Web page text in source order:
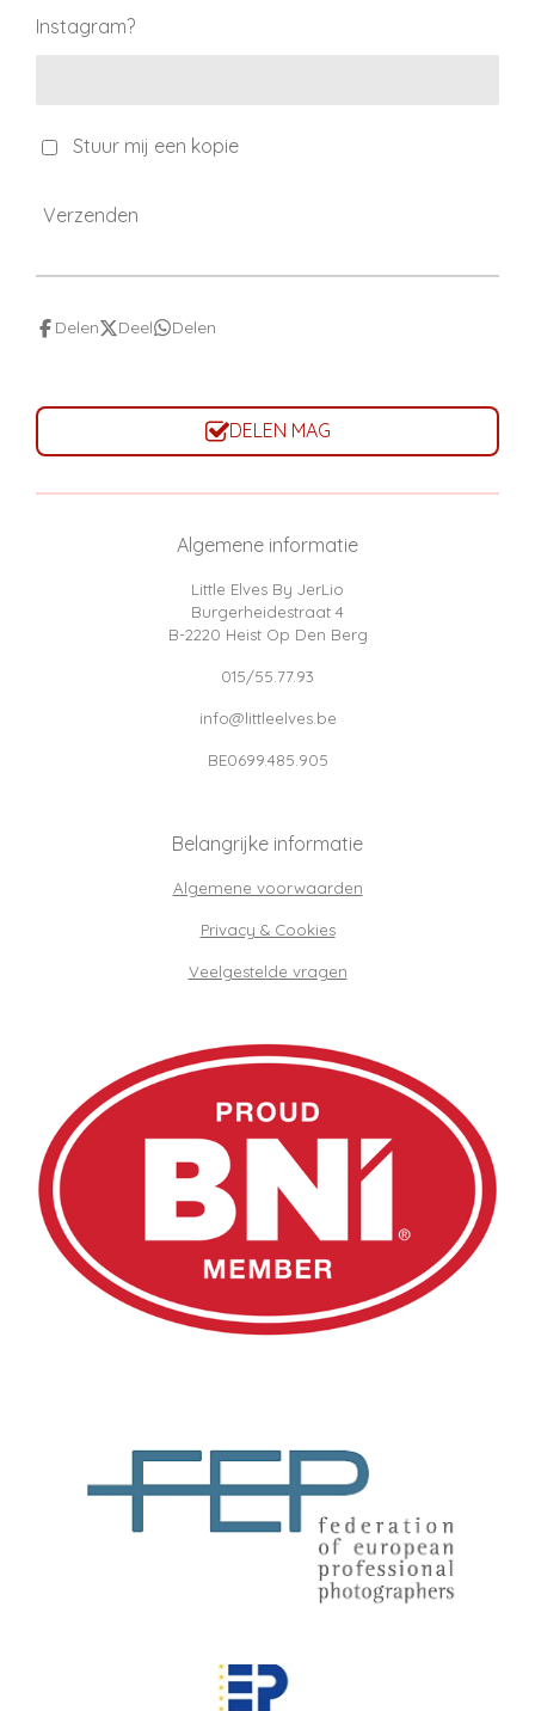
Instagram?
Stuur mij een kopie
Verzenden
Delen Deel Delen
DELEN MAG
Algemene informatie
Little Elves By JerLio
Burgerheidestraat 4
B-2220 Heist Op Den Berg
015/55.77.93
info@littleelves.be
BE0699.485.905
Belangrijke informatie
Algemene voorwaarden
Privacy & Cookies
Veelgestelde vragen